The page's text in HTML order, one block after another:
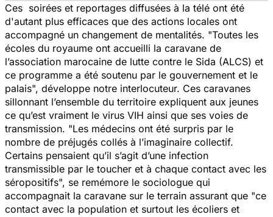
Ces soirées et reportages diffusées à la télé ont été
d'autant plus efficaces que des actions locales ont
accompagné un changement de mentalités. "Toutes les
écoles du royaume ont accueilli la caravane de
l’association marocaine de lutte contre le Sida (ALCS) et
ce programme a été soutenu par le gouvernement et le
palais", développe notre interlocuteur. Ces caravanes
sillonnant l’ensemble du territoire expliquent aux jeunes
ce qu’est vraiment le virus VIH ainsi que ses voies de
transmission. "Les médecins ont été surpris par le
nombre de préjugés collés à l’imaginaire collectif.
Certains pensaient qu’il s’agit d’une infection
transmissible par le toucher et à chaque contact avec les
séropositifs", se remémore le sociologue qui
accompagnait la caravane sur le terrain assurant que "ce
contact avec la population et surtout les écoliers et